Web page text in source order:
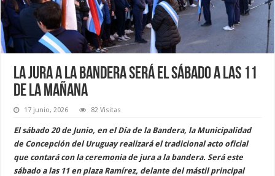
La jura a la Bandera será el sábado a las 11
de la mañana
17 junio, 2026 82 Visitas
El sábado 20 de Junio, en el Día de la Bandera, la Municipalidad
de Concepción del Uruguay realizará el tradicional acto oficial
que contará con la ceremonia de jura a la bandera. Será este
sábado a las 11 en plaza Ramírez, delante del mástil principal